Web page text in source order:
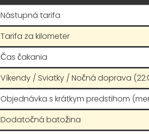
Nástupná tarifa
Tarifa za kilometer
Čas čakania
Víkendy / Sviatky / Nočná doprava
Objednávka s krátkym predstihom
Dodatočná batožina